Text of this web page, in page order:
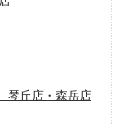
琴丘店・森岳店